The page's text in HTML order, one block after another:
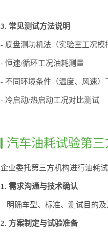
3. 常见测试方法说明
- 底盘测功机法（实验室工况模
- 恒速/循环工况油耗测量
- 不同环境条件（温度、风速）
- 冷启动/热启动工况对比测试
汽车油耗试验第
企业委托第三方机构进行油耗
1. 需求沟通与技术确认
明确车型、标准、测试目的及
2. 方案制定与试验准备